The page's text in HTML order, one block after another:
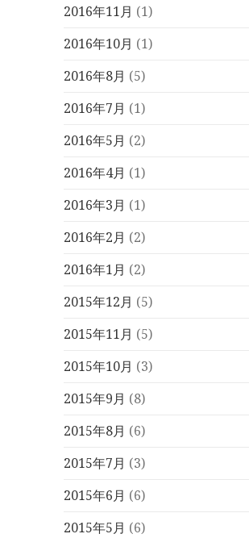
2016年11月 (1)
2016年10月 (1)
2016年8月 (5)
2016年7月 (1)
2016年5月 (2)
2016年4月 (1)
2016年3月 (1)
2016年2月 (2)
2016年1月 (2)
2015年12月 (5)
2015年11月 (5)
2015年10月 (3)
2015年9月 (8)
2015年8月 (6)
2015年7月 (3)
2015年6月 (6)
2015年5月 (6)